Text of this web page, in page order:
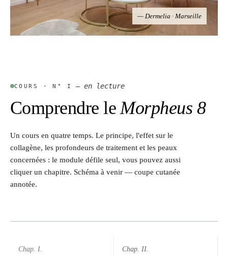
— Dermelia · Marseille
COURS · N° I — en lecture
Comprendre leMorpheus 8
Un cours en quatre temps. Le principe, l'effet sur le
collagène, les profondeurs de traitement et les peaux
concernées : le module défile seul, vous pouvez aussi
cliquer un chapitre. Schéma à venir — coupe cutanée
annotée.
Micro-aiguilles
Énergie RF Néocollagénèse
[ placeholder ·
Chap. I. Chap. II.